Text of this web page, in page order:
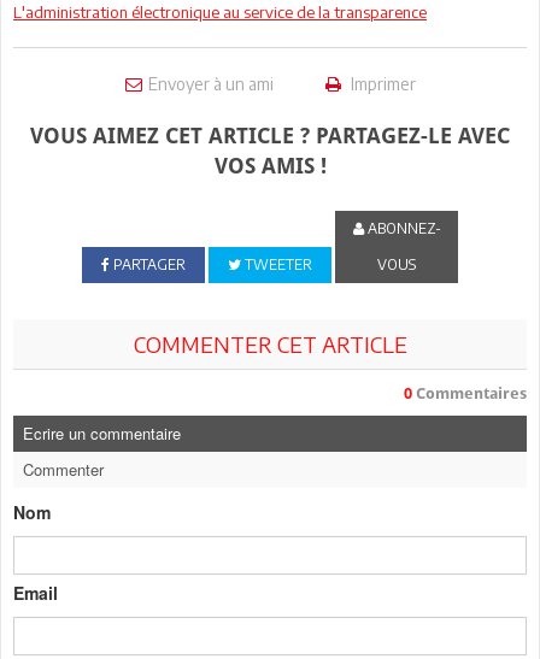
L'administration électronique au service de la transparence
Envoyer à un ami Imprimer
VOUS AIMEZ CET ARTICLE ? PARTAGEZ-LE AVEC
VOS AMIS !
PARTAGER TWEETER
ABONNEZ-
VOUS
COMMENTER CET ARTICLE
0 Commentaires
Ecrire un commentaire
Commenter
Nom
Email